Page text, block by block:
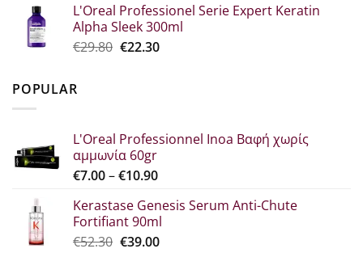
was:
€34.60.
τιμή
είναι:
€25.90.
L'Oreal Professionel Serie Expert Keratin
Alpha Sleek 300ml
€29.80 Original
€22.30Η
POPULAR
L'Oreal Professionnel Inoa Βαφή χωρίς
αμμωνία 60gr
€7.00–€10.90Price
€7.00
through
€10.90
Kerastase Genesis Serum Anti-Chute
Fortifiant 90ml
€52.30 Original
€39.00Η